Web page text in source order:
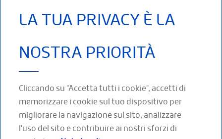
Cod. VF214
927 222 Per
Mantovani.
Estetica
ALTRO
Per letto Mantovani o
Haydn.
leggere o
guardare la
SEGUICI SUI SOCIAL
LA TUA PRIVACY È LA
NOSTRA PRIORITÀ
Cliccando su "Accetta tutti i cookie", accetti di
memorizzare i cookie sul tuo dispositivo per
migliorare la navigazione sul sito, analizzare
l'uso del sito e contribuire ai nostri sforzi di